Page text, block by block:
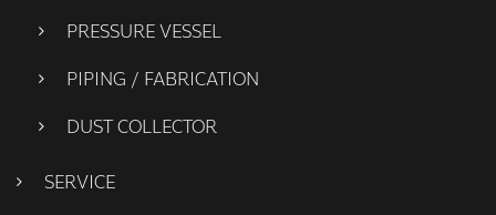
PRESSURE VESSEL
PIPING / FABRICATION
DUST COLLECTOR
SERVICE